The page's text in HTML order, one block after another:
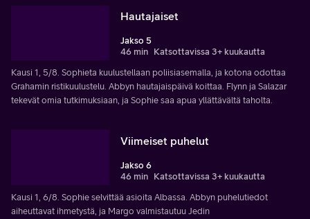
Hautajaiset
Jakso 5
46 min Katsottavissa 3+ kuukautta
Kausi 1, 5/8. Sophieta kuulustellaan poliisiasemalla, ja kotona odottaa
Grahamin ristikuulustelu. Abbyn hautajaispäivä koittaa. Flynn ja Salazar
tekevät omia tutkimuksiaan, ja Sophie saa apua yllättävältä taholta.
Viimeiset puhelut
Jakso 6
46 min Katsottavissa 3+ kuukautta
Kausi 1, 6/8. Sophie selvittää asioita Albassa. Abbyn puhelutiedot
aiheuttavat ihmetystä, ja Margo valmistautuu Jedin